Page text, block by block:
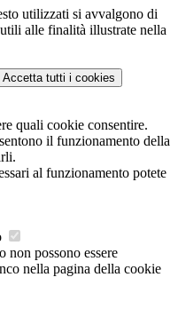
utilizzati si avvalgono di
alle finalità illustrate nella
Accetta tutti i cookies
quali cookie consentire.
il funzionamento della
al funzionamento potete
non possono essere
nella pagina della cookie